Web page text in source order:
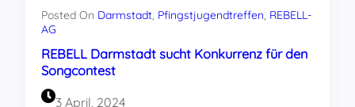
Posted On Darmstadt, Pfingstjugendtreffen, REBELL-
AG
REBELL Darmstadt sucht Konkurrenz für den
Songcontest
3 April, 2024